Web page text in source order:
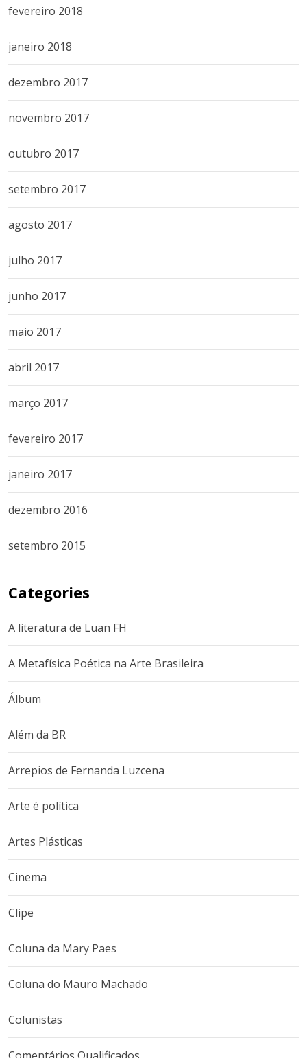
fevereiro 2018
janeiro 2018
dezembro 2017
novembro 2017
outubro 2017
setembro 2017
agosto 2017
julho 2017
junho 2017
maio 2017
abril 2017
março 2017
fevereiro 2017
janeiro 2017
dezembro 2016
setembro 2015
Categories
A literatura de Luan FH
A Metafísica Poética na Arte Brasileira
Álbum
Além da BR
Arrepios de Fernanda Luzcena
Arte é política
Artes Plásticas
Cinema
Clipe
Coluna da Mary Paes
Coluna do Mauro Machado
Colunistas